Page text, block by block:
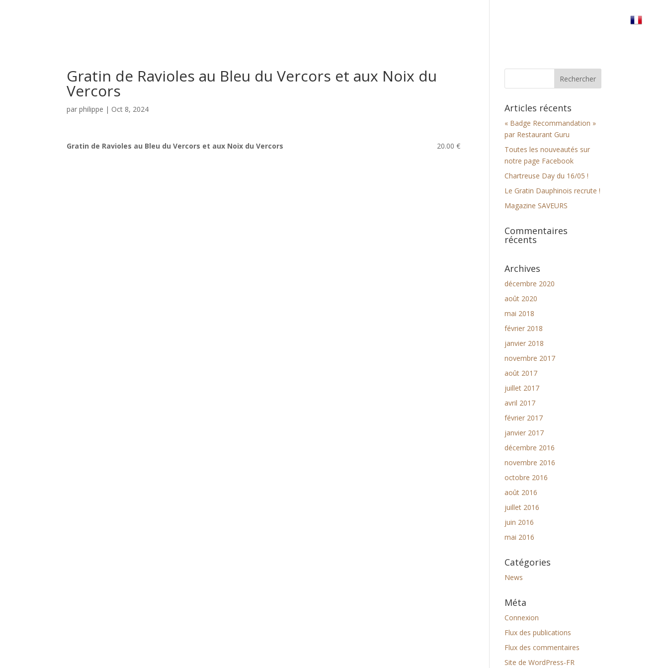
Gratin de Ravioles au Bleu du Vercors et aux Noix du
Vercors
parphilippe | Oct 8, 2024
Gratin de Ravioles au Bleu du Vercors et aux Noix du Vercors 20.00 €
Articles récents
« Badge Recommandation »
par Restaurant Guru
Toutes les nouveautés sur
notre page Facebook
Chartreuse Day du 16/05 !
Le Gratin Dauphinois recrute !
Magazine SAVEURS
Commentaires
récents
Archives
décembre 2020
août 2020
mai 2018
février 2018
janvier 2018
novembre 2017
août 2017
juillet 2017
avril 2017
février 2017
janvier 2017
décembre 2016
novembre 2016
octobre 2016
août 2016
juillet 2016
juin 2016
mai 2016
Catégories
News
Méta
Connexion
Flux des publications
Flux des commentaires
Site de WordPress-FR